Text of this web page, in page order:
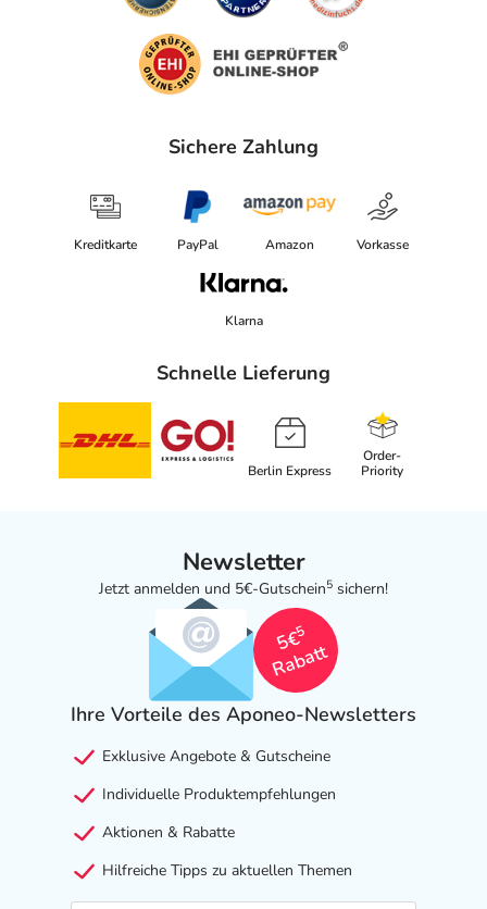
Sichere Zahlung
Kreditkarte PayPal Amazon Vorkasse
Klarna
Schnelle Lieferung
Berlin Express
Order-
Priority
Newsletter
Jetzt anmelden und 5€-Gutschein5 sichern!
5€
5
Rabatt
Ihre Vorteile des Aponeo-Newsletters
Exklusive Angebote & Gutscheine
Individuelle Produktempfehlungen
Aktionen & Rabatte
Hilfreiche Tipps zu aktuellen Themen